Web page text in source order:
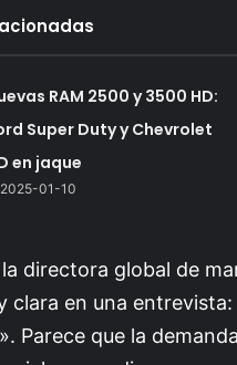
RAM 2500 y 3500 HD:
Super Duty y Chevrolet
en jaque
2025-01-10
directora global de
clara en una
Parece que la